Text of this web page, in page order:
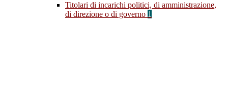
Titolari di incarichi politici, di amministrazione,
di direzione o di governo 1